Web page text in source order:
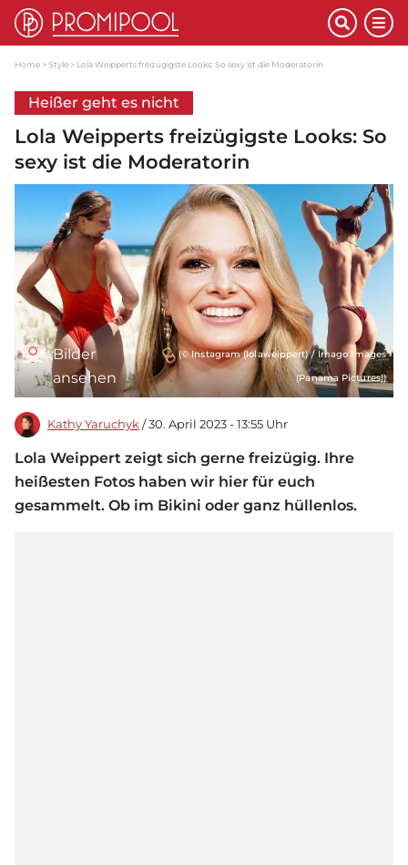
Home Style Lola Weipperts freizügigste Looks: So sexy ist die Moderatorin
Heißer geht es nicht
Lola Weipperts freizügigste Looks: So
sexy ist die Moderatorin
Bilder
ansehen
(© Instagram (lolaweippert) / Imago Images
(Panama Pictures))
Kathy Yaruchyk / 30. April 2023 - 13:55 Uhr
Lola Weippert zeigt sich gerne freizügig. Ihre
heißesten Fotos haben wir hier für euch
gesammelt. Ob im Bikini oder ganz hüllenlos.